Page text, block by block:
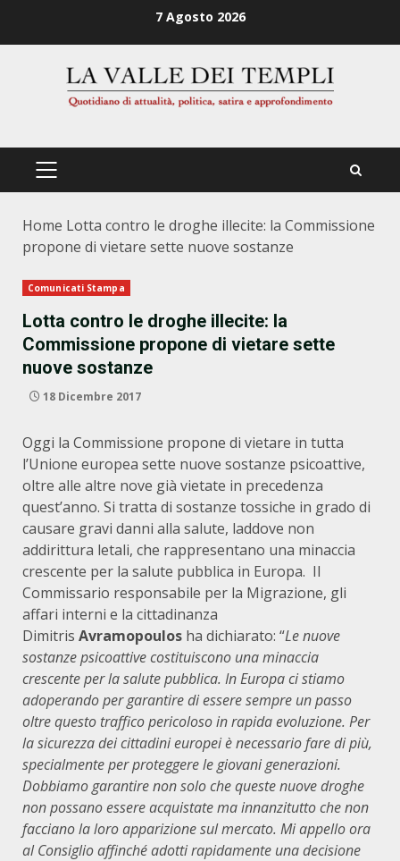
7 Agosto 2026
PRIMÄRES
Home Lotta contro le droghe illecite: la Commissione
propone di vietare sette nuove sostanze
Comunicati Stampa
Lotta contro le droghe illecite: la
Commissione propone di vietare sette
nuove sostanze
18 Dicembre 2017
Oggi la Commissione propone di vietare in tutta
l’Unione europea sette nuove sostanze psicoattive,
oltre alle altre nove già vietate in precedenza
quest’anno. Si tratta di sostanze tossiche in grado di
causare gravi danni alla salute, laddove non
addirittura letali, che rappresentano una minaccia
crescente per la salute pubblica in Europa. Il
Commissario responsabile per la Migrazione, gli
affari interni e la cittadinanza
Dimitris Avramopoulos ha dichiarato: “Le nuove
sostanze psicoattive costituiscono una minaccia
crescente per la salute pubblica. In Europa ci stiamo
adoperando per garantire di essere sempre un passo
oltre questo traffico pericoloso in rapida evoluzione. Per
la sicurezza dei cittadini europei è necessario fare di più,
specialmente per proteggere le giovani generazioni.
Dobbiamo garantire non solo che queste nuove droghe
non possano essere acquistate ma innanzitutto che non
facciano la loro apparizione sul mercato. Mi appello ora
al Consiglio affinché adotti rapidamente una decisione